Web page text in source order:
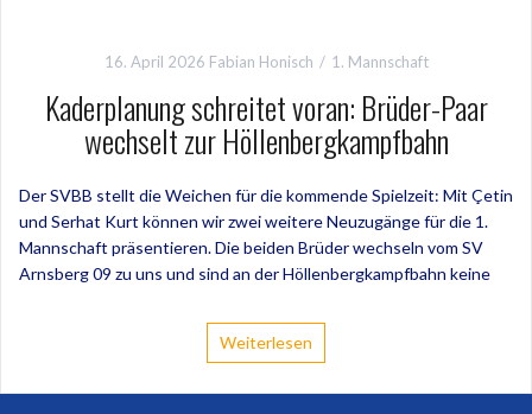
16. April 2026 Fabian Honisch 1. Mannschaft
Kaderplanung schreitet voran: Brüder-Paar
wechselt zur Höllenbergkampfbahn
Der SVBB stellt die Weichen für die kommende Spielzeit: Mit Çetin
und Serhat Kurt können wir zwei weitere Neuzugänge für die 1.
Mannschaft präsentieren. Die beiden Brüder wechseln vom SV
Arnsberg 09 zu uns und sind an der Höllenbergkampfbahn keine
Weiterlesen